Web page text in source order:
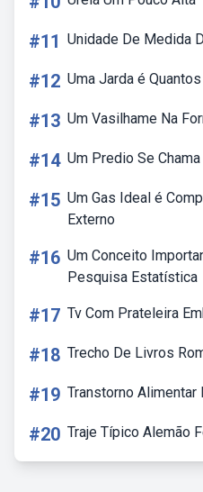
#11 Unidade De Medida
#12 Uma Jarda é
#13 Um Vasilhame Na
#14 Um Predio Se
#15 Um Gas Ideal é
Externo
#16 Um Conceito
Pesquisa Estatística
#17 Tv Com Prateleira
#18 Trecho De Livros
#19 Transtorno Alimentar
#20 Traje Típico Alemão